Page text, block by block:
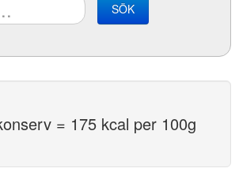
SÖK
= 175 kcal per 100g